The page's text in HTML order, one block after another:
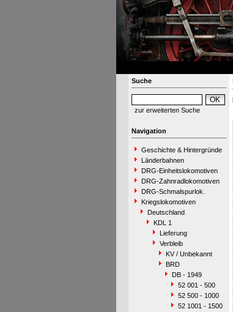
Suche
zur erweiterten Suche
Navigation
Geschichte & Hintergründe
Länderbahnen
DRG-Einheitslokomotiven
DRG-Zahnradlokomotiven
DRG-Schmalspurlok.
Kriegslokomotiven
Deutschland
KDL 1
Lieferung
Verbleib
KV / Unbekannt
BRD
DB - 1949
52 001 - 500
52 500 - 1000
52 1001 - 1500